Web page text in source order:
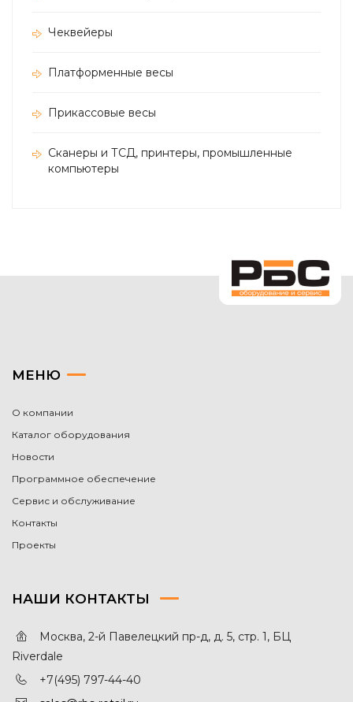
Чеквейеры
Платформенные весы
Прикассовые весы
Сканеры и ТСД, принтеры, промышленные
компьютеры
МЕНЮ
О компании
Каталог оборудования
Новости
Программное обеспечение
Сервис и обслуживание
Контакты
Проекты
НАШИ КОНТАКТЫ
Москва, 2-й Павелецкий пр-д, д. 5, стр. 1, БЦ
Riverdale
+7(495) 797-44-40